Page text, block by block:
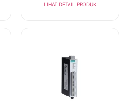
LIHAT DETAIL PRODUK